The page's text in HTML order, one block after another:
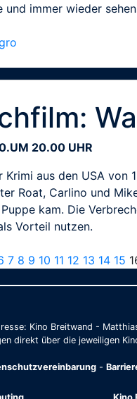
und immer wieder
20.00 UHR
Krimi aus den USA
Roat, Carlino und
kam. Die
Vorteil nutzen.
7 8 9 10 11 12 13 14 15
Kino Breitwand -
direkt über die jeweiligen
-